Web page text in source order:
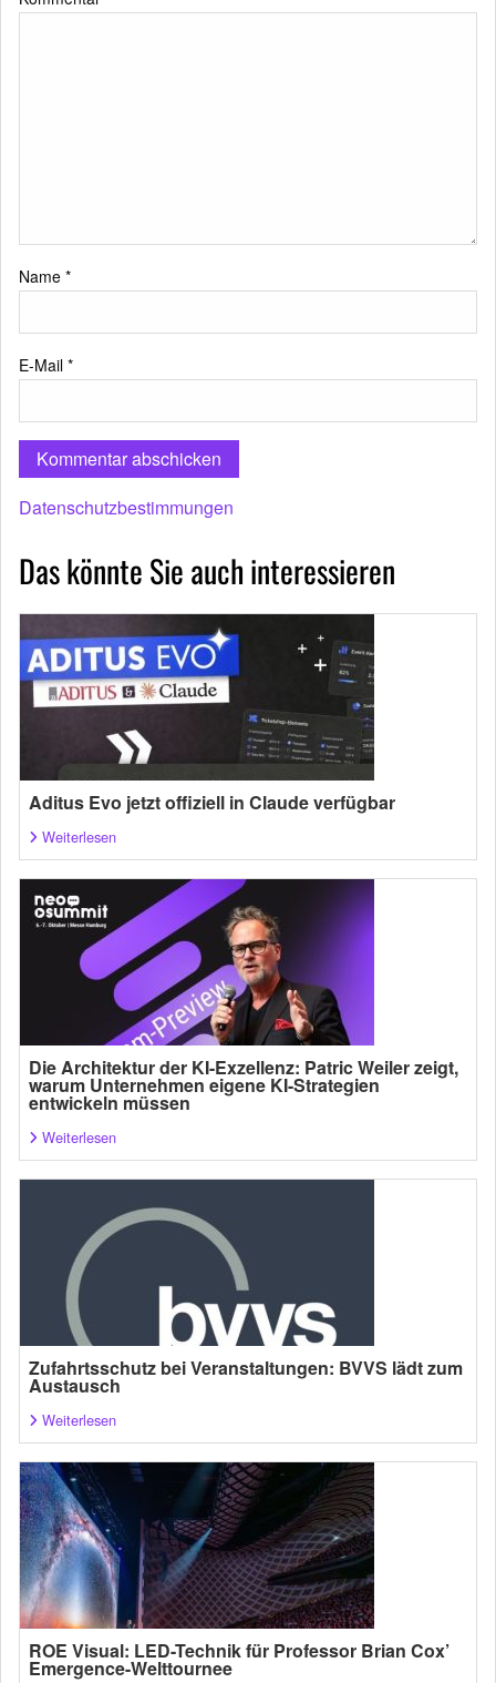
Name *
E-Mail *
Datenschutzbestimmungen
Das könnte Sie auch interessieren
Aditus Evo jetzt offiziell in Claude verfügbar
Weiterlesen
Die Architektur der KI-Exzellenz: Patric Weiler zeigt,
warum Unternehmen eigene KI-Strategien
entwickeln müssen
Weiterlesen
Zufahrtsschutz bei Veranstaltungen: BVVS lädt zum
Austausch
Weiterlesen
ROE Visual: LED-Technik für Professor Brian Cox’
Emergence-Welttournee